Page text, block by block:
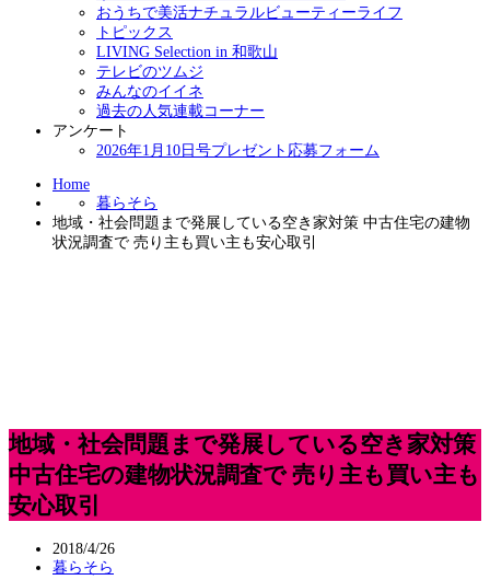
おうちで美活ナチュラルビューティーライフ
トピックス
LIVING Selection in 和歌山
テレビのツムジ
みんなのイイネ
過去の人気連載コーナー
アンケート
2026年1月10日号プレゼント応募フォーム
Home
暮らそら
地域・社会問題まで発展している空き家対策 中古住宅の建物
状況調査で 売り主も買い主も安心取引
地域・社会問題まで発展している空き家対策
中古住宅の建物状況調査で 売り主も買い主も
安心取引
2018/4/26
暮らそら